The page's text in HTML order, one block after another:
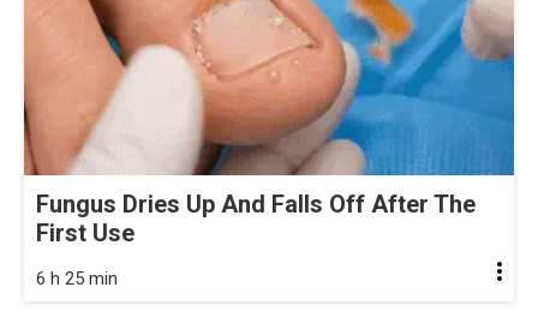
Fungus Dries Up And Falls Off After The
First Use
6 h 25 min